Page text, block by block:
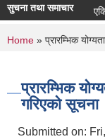
सुचना तथा समाचार
You are
Home » प्रारम्भिक
प्रारम्भिक
गरिएको सूचना
Submitted on: